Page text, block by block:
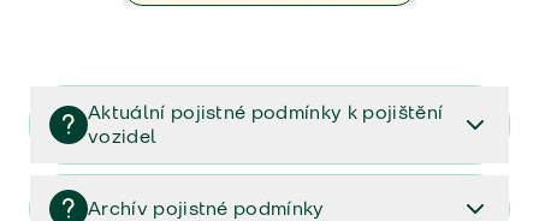
Aktuální pojistné podmínky k pojištění
vozidel
Pojištění vozidel/Pojistné podmínky a vše důležité ke
smlouvě (PDF)
Archív pojistné podmínky